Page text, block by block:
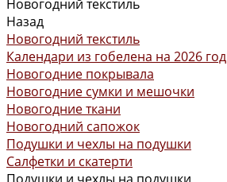
Новогодний текстиль
Назад
Новогодний текстиль
Календари из гобелена на 2026 год
Новогодние покрывала
Новогодние сумки и мешочки
Новогодние ткани
Новогодний сапожок
Подушки и чехлы на подушки
Салфетки и скатерти